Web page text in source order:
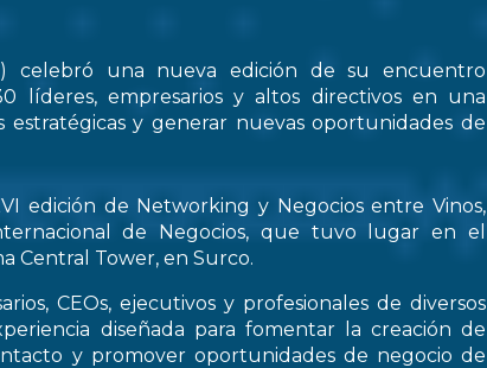
celebró una nueva edición de su encuentro
líderes, empresarios y altos directivos en una
y generar nuevas oportunidades de
edición de Networking y Negocios entre Vinos,
de Negocios, que tuvo lugar en el
Central Tower, en Surco.
CEOs, ejecutivos y profesionales de diversos
diseñada para fomentar la creación de
y promover oportunidades de negocio de